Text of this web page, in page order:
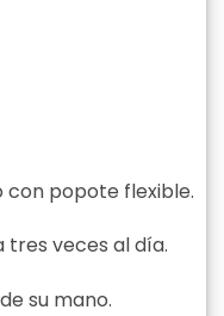
con popote flexible.
tres veces al día.
su mano.